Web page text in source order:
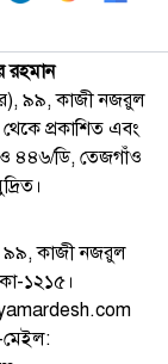
রহমান
৯৯, কাজী নজরুল
প্রকাশিত এবং
৪৪৬/ডি, তেজগাঁও
৯৯, কাজী নজরুল
১২১৫।